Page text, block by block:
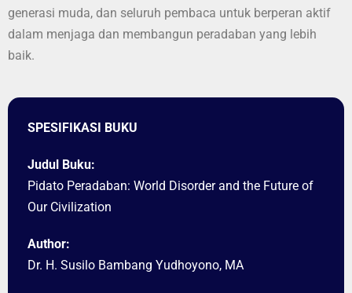
generasi muda, dan seluruh pembaca untuk berperan aktif
dalam menjaga dan membangun peradaban yang lebih
baik.
SPESIFIKASI BUKU
Judul Buku:
Pidato Peradaban: World Disorder and the Future of
Our Civilization
Author:
Dr. H. Susilo Bambang Yudhoyono, MA